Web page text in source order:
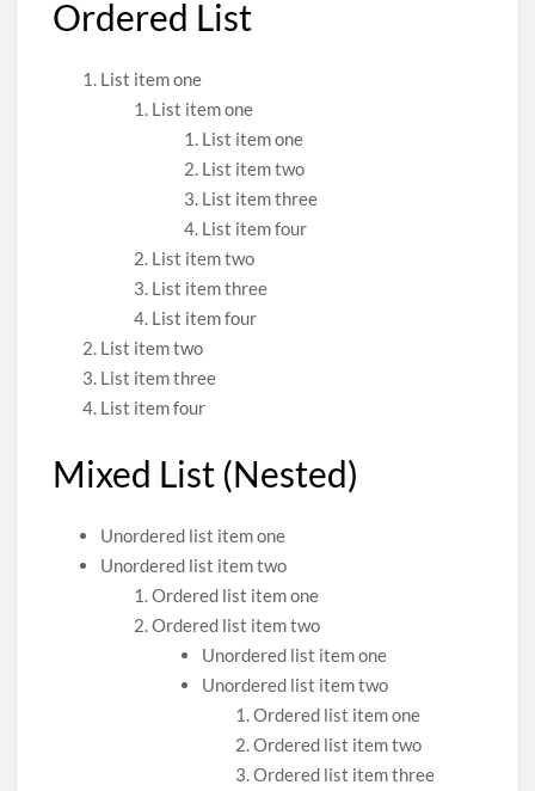
Ordered List
List item one
List item one
List item one
List item two
List item three
List item four
List item two
List item three
List item four
List item two
List item three
List item four
Mixed List (Nested)
Unordered list item one
Unordered list item two
Ordered list item one
Ordered list item two
Unordered list item one
Unordered list item two
Ordered list item one
Ordered list item two
Ordered list item three